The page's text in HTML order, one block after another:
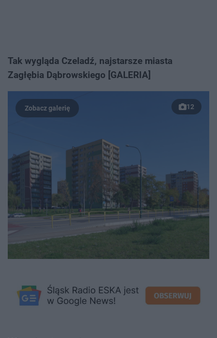
Tak wygląda Czeladź, najstarsze miasta
Zagłębia Dąbrowskiego [GALERIA]
12